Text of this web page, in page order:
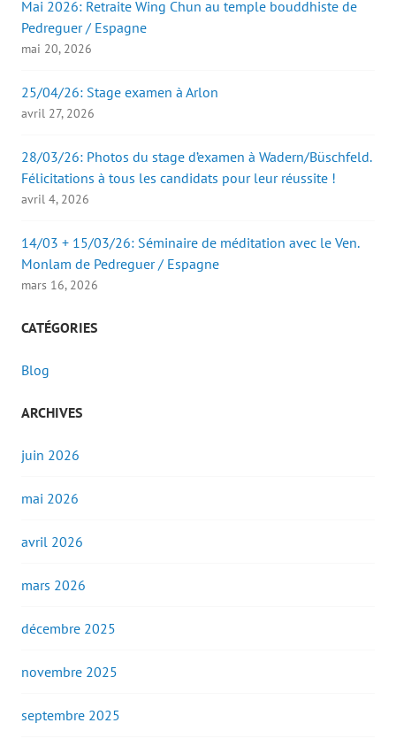
Mai 2026: Retraite Wing Chun au temple bouddhiste de
Pedreguer / Espagne
mai 20, 2026
25/04/26: Stage examen à Arlon
avril 27, 2026
28/03/26: Photos du stage d’examen à Wadern/Büschfeld.
Félicitations à tous les candidats pour leur réussite !
avril 4, 2026
14/03 + 15/03/26: Séminaire de méditation avec le Ven.
Monlam de Pedreguer / Espagne
mars 16, 2026
CATÉGORIES
Blog
ARCHIVES
juin 2026
mai 2026
avril 2026
mars 2026
décembre 2025
novembre 2025
septembre 2025